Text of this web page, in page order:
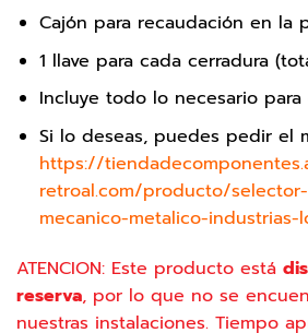
Cajón para recaudación en la
1 llave para cada cerradura
Incluye todo lo necesario
Si lo deseas, puedes pedir el
https://
retroal.com/producto/
mecanico-metalico-industrias-
ATENCION: Este producto está
reserva, por lo que no se
nuestras instalaciones. Tiempo